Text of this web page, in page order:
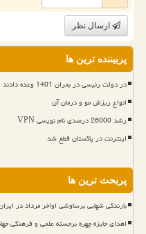
ارسال نظر
پربیننده ترین ها
در دولت رئیسی در بحران 1401 وعده دادند اینترنت به طور موقت قطع می شود اما ماندگار شد
انواع ریزش مو و درمان آن
رشد 26000 درصدی نام نویسی VPN
اینترنت در پاکستان قطع شد
پربحث ترین ها
بارندگی شهابی برساوشی اواخر مرداد در
اهدای جایزه چهره برجسته علمی و فرهنگی